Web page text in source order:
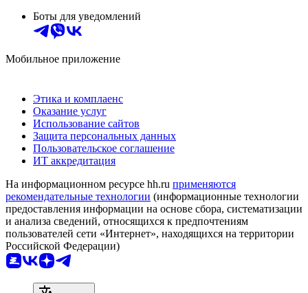
Боты для уведомлений
Мобильное приложение
Этика и комплаенс
Оказание услуг
Использование сайтов
Защита персональных данных
Пользовательское соглашение
ИТ аккредитация
На информационном ресурсе hh.ru применяются
рекомендательные технологии (информационные технологии
предоставления информации на основе сбора, систематизации
и анализа сведений, относящихся к предпочтениям
пользователей сети «Интернет», находящихся на территории
Российской Федерации)